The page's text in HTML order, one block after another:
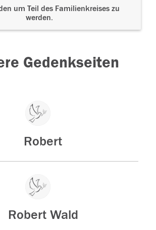
um Teil des Familienkreises zu
werden.
Gedenkseiten
Robert
Robert Wald